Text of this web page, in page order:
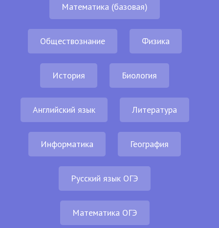
Математика (базовая)
Обществознание Физика
История Биология
Английский язык Литература
Информатика География
Русский язык ОГЭ
Математика ОГЭ